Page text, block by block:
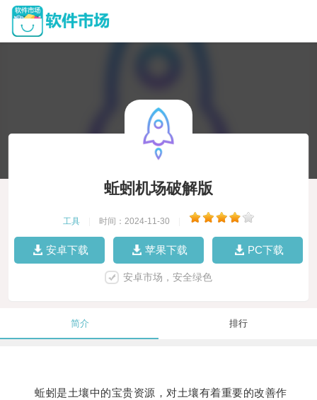
蚯蚓机场破解版
工具 时间：2024-11-30
安卓下载 苹果下载 PC下载
安卓市场，安全绿色
简介 排行
蚯蚓是土壤中的宝贵资源，对土壤有着重要的改善作